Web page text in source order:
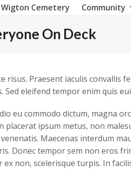
Wigton Cemetery Community
On Deck
Praesent iaculis convallis
eleifend tempor enim quis
eu commodo dictum, magna
ipsum metus, non
Maecenas interdum
Donec tempor sem non eros
non, scelerisque turpis. In